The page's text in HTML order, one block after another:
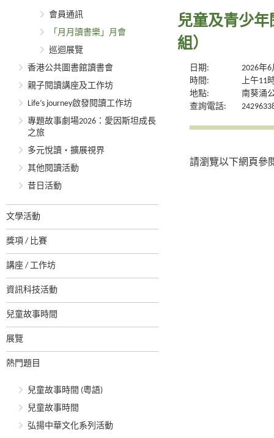
會員通訊
「月月讀書樂」月會
巡迴展覽
香港公共圖書館讀書會
親子閱讀講座及工作坊
Life’s journey啟發閱讀工作坊
專題故事劇場2026：愛因斯坦成長
之旅
多元悅讀‧擴展視界
其他閱讀活動
昔日活動
文學活動
獎項 / 比賽
講座 / 工作坊
資訊科技活動
兒童故事時間
展覽
熱門題目
兒童故事時間 (粵語)
兒童故事時間
弘揚中華文化系列活動
兒童及青少
組）
日期:
2026年
時間:
上午11
地點:
南葵涌
查詢電話:
請瀏覽以下網頁參